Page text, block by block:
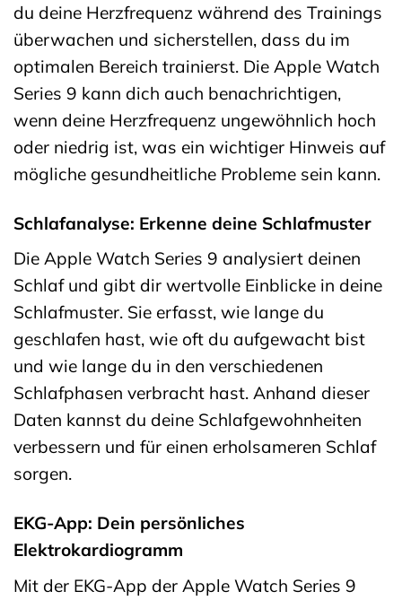
du deine Herzfrequenz während des Trainings
überwachen und sicherstellen, dass du im
optimalen Bereich trainierst. Die Apple Watch
Series 9 kann dich auch benachrichtigen,
wenn deine Herzfrequenz ungewöhnlich hoch
oder niedrig ist, was ein wichtiger Hinweis auf
mögliche gesundheitliche Probleme sein kann.
Schlafanalyse: Erkenne deine Schlafmuster
Die Apple Watch Series 9 analysiert deinen
Schlaf und gibt dir wertvolle Einblicke in deine
Schlafmuster. Sie erfasst, wie lange du
geschlafen hast, wie oft du aufgewacht bist
und wie lange du in den verschiedenen
Schlafphasen verbracht hast. Anhand dieser
Daten kannst du deine Schlafgewohnheiten
verbessern und für einen erholsameren Schlaf
sorgen.
EKG-App: Dein persönliches
Elektrokardiogramm
Mit der EKG-App der Apple Watch Series 9